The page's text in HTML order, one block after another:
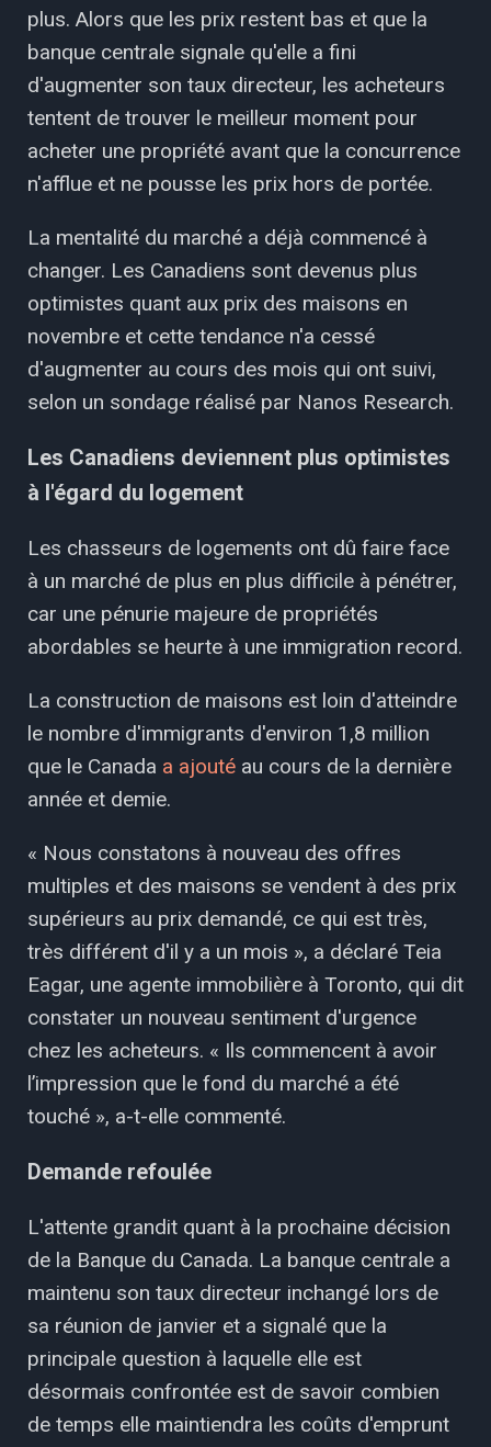
plus. Alors que les prix restent bas et que la
banque centrale signale qu'elle a fini
d'augmenter son taux directeur, les acheteurs
tentent de trouver le meilleur moment pour
acheter une propriété avant que la concurrence
n'afflue et ne pousse les prix hors de portée.
La mentalité du marché a déjà commencé à
changer. Les Canadiens sont devenus plus
optimistes quant aux prix des maisons en
novembre et cette tendance n'a cessé
d'augmenter au cours des mois qui ont suivi,
selon un sondage réalisé par Nanos Research.
Les Canadiens deviennent plus optimistes
à l'égard du logement
Les chasseurs de logements ont dû faire face
à un marché de plus en plus difficile à pénétrer,
car une pénurie majeure de propriétés
abordables se heurte à une immigration record.
La construction de maisons est loin d'atteindre
le nombre d'immigrants d'environ 1,8 million
que le Canada a ajouté au cours de la dernière
année et demie.
« Nous constatons à nouveau des offres
multiples et des maisons se vendent à des prix
supérieurs au prix demandé, ce qui est très,
très différent d'il y a un mois », a déclaré Teia
Eagar, une agente immobilière à Toronto, qui dit
constater un nouveau sentiment d'urgence
chez les acheteurs. « Ils commencent à avoir
l’impression que le fond du marché a été
touché », a-t-elle commenté.
Demande refoulée
L'attente grandit quant à la prochaine décision
de la Banque du Canada. La banque centrale a
maintenu son taux directeur inchangé lors de
sa réunion de janvier et a signalé que la
principale question à laquelle elle est
désormais confrontée est de savoir combien
de temps elle maintiendra les coûts d'emprunt